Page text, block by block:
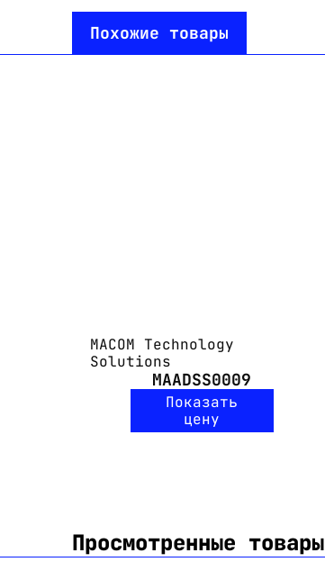
Похожие товары
MACOM Technology
Solutions
MAADSS0009
Показать
цену
Просмотренные товары